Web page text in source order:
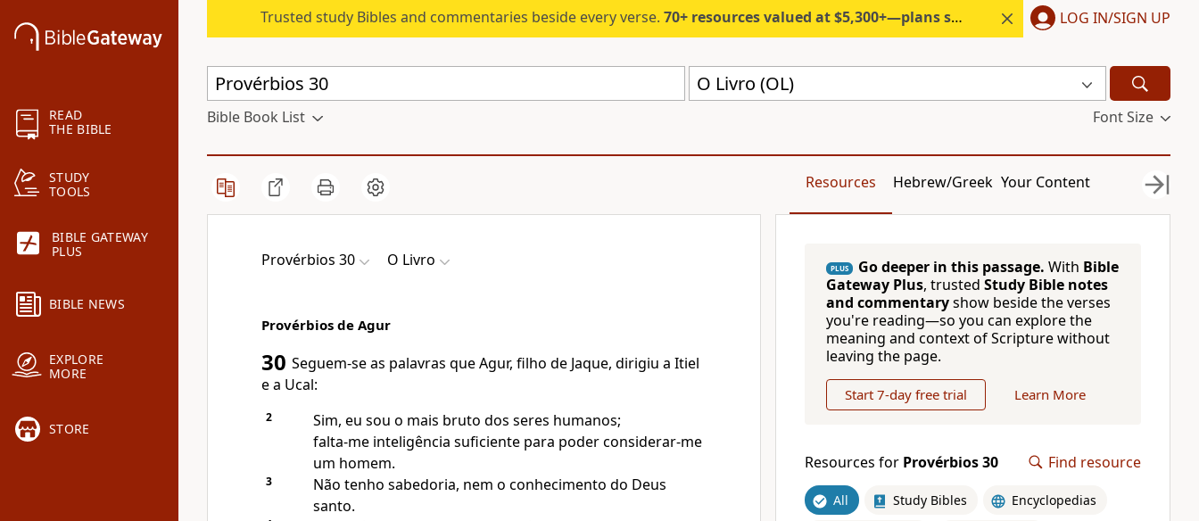
READ
THE BIBLE
STUDY
TOOLS
BIBLE GATEWAY
PLUS
BIBLE NEWS
EXPLORE
MORE
STORE
Trusted study Bibles and commentaries beside every verse. 70+ resources valued at $5,300+—plans start under $6/month. LOG IN/SIGN UP
O Livro (OL)
Bible Book List Font Size
Resources Hebrew/Greek Your Content
Provérbios 30 O Livro
Provérbios de Agur
30 Seguem-se as palavras que Agur, filho de Jaque, dirigiu a Itiel
e a Ucal:
2
Sim, eu sou o mais bruto dos seres humanos;
falta-me inteligência suficiente para poder considerar-me
um homem.
3
Não tenho sabedoria, nem o conhecimento do Deus
santo.
PLUS Go deeper in this passage. With Bible
Gateway Plus, trusted Study Bible notes
and commentaryshow beside the verses
you're reading—so you can explore the
meaning and context of Scripture without
leaving the page.
Start 7-day free trial Learn More
Resources for Provérbios 30 Find resource
All Study Bibles Encyclopedias